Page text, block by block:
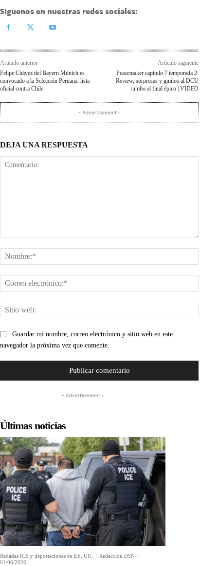
Síguenos en nuestras redes sociales:
Artículo anterior
Felipe Chávez del Bayern Múnich es
convocado a la Selección Peruana: lista
oficial contra Chile
Artículo siguiente
Peacemaker capitulo 7 temporada 2:
Review, sorpresas y guiños al DCU
rumbo al final épico | VIDEO
- Advertisement -
DEJA UNA RESPUESTA
web:
Guardar mi nombre, correo electrónico y sitio web en este
navegador la próxima vez que comente.
- Advertisement -
Últimas noticias
Redadas ICE y deportaciones en EE. UU. Redacción DSN -
01/08/2026